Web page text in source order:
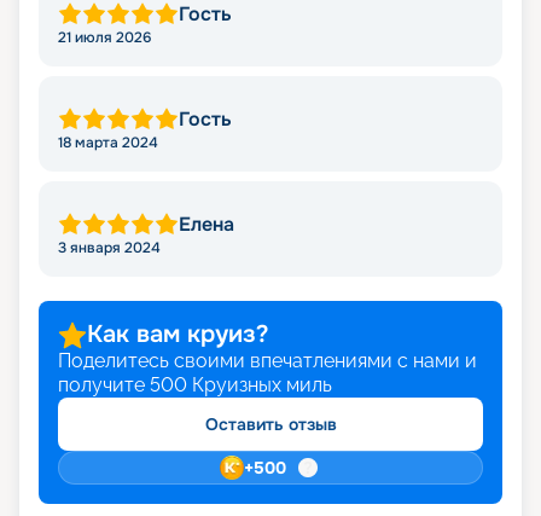
Гость
21 июля 2026
Гость
18 марта 2024
Елена
3 января 2024
Как вам круиз?
Поделитесь своими впечатлениями с нами и
получите 500 Круизных миль
Оставить отзыв
+500